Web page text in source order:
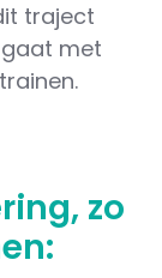
traject
met
zo